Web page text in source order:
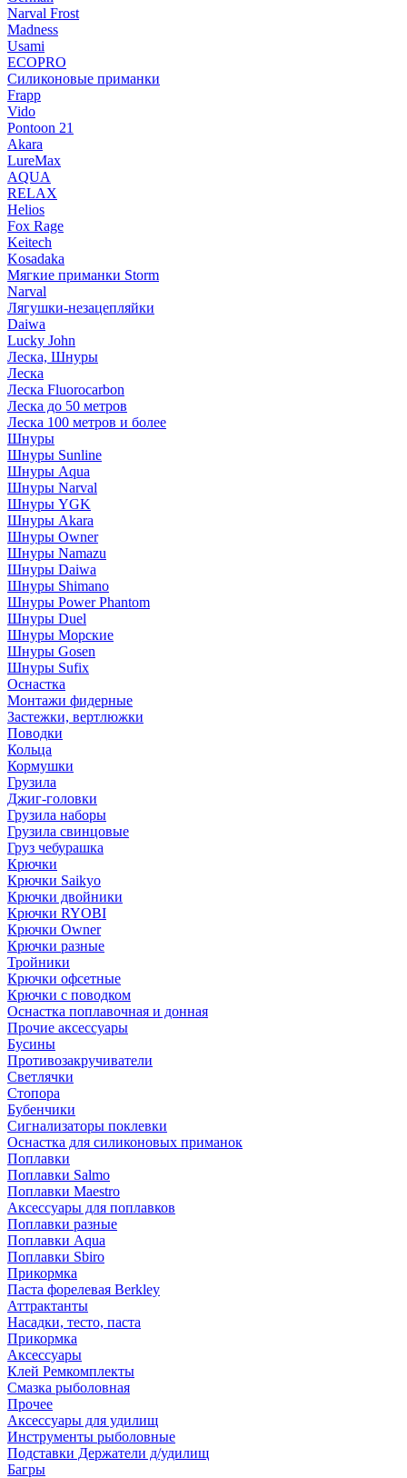
Narval Frost
Madness
Usami
ECOPRO
Силиконовые приманки
Frapp
Vido
Pontoon 21
Akara
LureMax
AQUA
RELAX
Helios
Fox Rage
Keitech
Kosadaka
Мягкие приманки Storm
Narval
Лягушки-незацепляйки
Daiwa
Lucky John
Леска, Шнуры
Леска
Леска Fluorocarbon
Леска до 50 метров
Леска 100 метров и более
Шнуры
Шнуры Sunline
Шнуры Aqua
Шнуры Narval
Шнуры YGK
Шнуры Akara
Шнуры Owner
Шнуры Namazu
Шнуры Daiwa
Шнуры Shimano
Шнуры Power Phantom
Шнуры Duel
Шнуры Морские
Шнуры Gosen
Шнуры Sufix
Оснастка
Монтажи фидерные
Застежки, вертлюжки
Поводки
Кольца
Кормушки
Грузила
Джиг-головки
Грузила наборы
Грузила свинцовые
Груз чебурашка
Крючки
Крючки Saikyo
Крючки двойники
Крючки RYOBI
Крючки Owner
Крючки разные
Тройники
Крючки офсетные
Крючки с поводком
Оснастка поплавочная и донная
Прочие аксессуары
Бусины
Противозакручиватели
Светлячки
Стопора
Бубенчики
Сигнализаторы поклевки
Оснастка для силиконовых приманок
Поплавки
Поплавки Salmo
Поплавки Maestro
Аксессуары для поплавков
Поплавки разные
Поплавки Aqua
Поплавки Sbiro
Прикормка
Паста форелевая Berkley
Аттрактанты
Насадки, тесто, паста
Прикормка
Аксессуары
Клей Ремкомплекты
Смазка рыболовная
Прочее
Аксессуары для удилищ
Инструменты рыболовные
Подставки Держатели д/удилищ
Багры